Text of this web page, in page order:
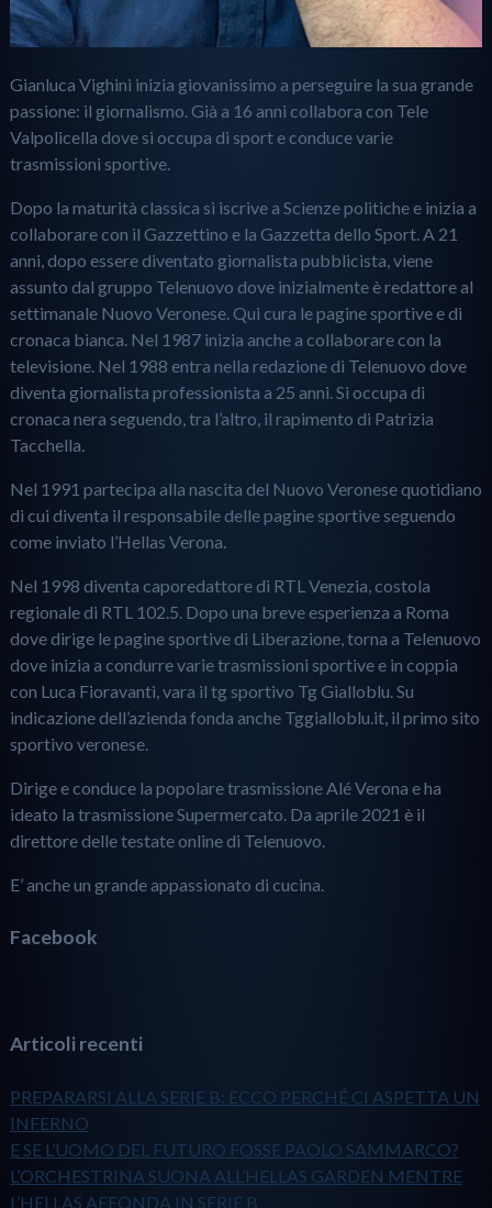
Gianluca Vighini inizia giovanissimo a perseguire la sua grande
passione: il giornalismo. Già a 16 anni collabora con Tele
Valpolicella dove si occupa di sport e conduce varie
trasmissioni sportive.
Dopo la maturità classica si iscrive a Scienze politiche e inizia a
collaborare con il Gazzettino e la Gazzetta dello Sport. A 21
anni, dopo essere diventato giornalista pubblicista, viene
assunto dal gruppo Telenuovo dove inizialmente è redattore al
settimanale Nuovo Veronese. Qui cura le pagine sportive e di
cronaca bianca. Nel 1987 inizia anche a collaborare con la
televisione. Nel 1988 entra nella redazione di Telenuovo dove
diventa giornalista professionista a 25 anni. Si occupa di
cronaca nera seguendo, tra l’altro, il rapimento di Patrizia
Tacchella.
Nel 1991 partecipa alla nascita del Nuovo Veronese quotidiano
di cui diventa il responsabile delle pagine sportive seguendo
come inviato l’Hellas Verona.
Nel 1998 diventa caporedattore di RTL Venezia, costola
regionale di RTL 102.5. Dopo una breve esperienza a Roma
dove dirige le pagine sportive di Liberazione, torna a Telenuovo
dove inizia a condurre varie trasmissioni sportive e in coppia
con Luca Fioravanti, vara il tg sportivo Tg Gialloblu. Su
indicazione dell’azienda fonda anche Tggialloblu.it, il primo sito
sportivo veronese.
Dirige e conduce la popolare trasmissione Alé Verona e ha
ideato la trasmissione Supermercato. Da aprile 2021 è il
direttore delle testate online di Telenuovo.
E’ anche un grande appassionato di cucina.
Facebook
Articoli recenti
PREPARARSI ALLA SERIE B: ECCO PERCHÉ CI ASPETTA UN
INFERNO
E SE L’UOMO DEL FUTURO FOSSE PAOLO SAMMARCO?
L’ORCHESTRINA SUONA ALL’HELLAS GARDEN MENTRE
L’HELLAS AFFONDA IN SERIE B